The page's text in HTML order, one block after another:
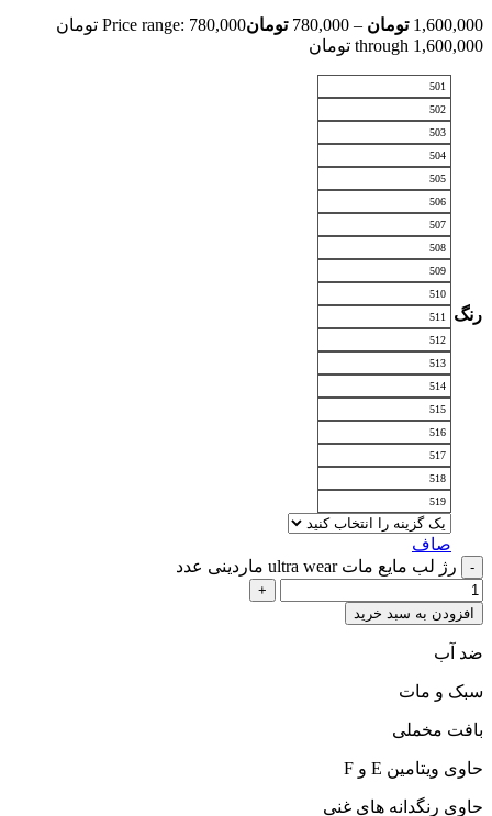
1,600,000 تومان –
780,000 تومان
Price range: 780,000 تومان
through 1,600,000 تومان
رنگ
501
502
503
504
505
506
507
508
509
510
511
512
513
514
515
516
517
518
519
صاف
رژ لب مایع مات ultra wear ماردینی عدد
افزودن به سبد خرید
ضد آب
سبک و مات
بافت مخملی
حاوی ویتامین E و F
حاوی رنگدانه های غنی